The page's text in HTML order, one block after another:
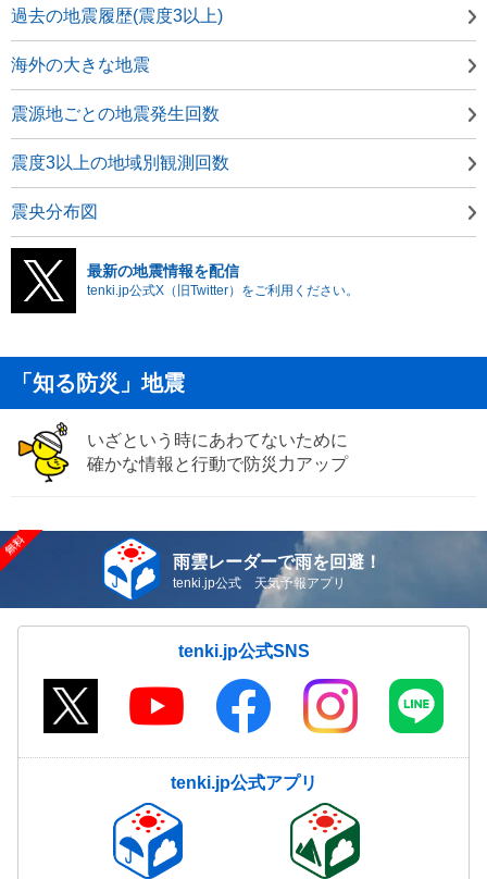
過去の地震履歴(震度3以上)
海外の大きな地震
震源地ごとの地震発生回数
震度3以上の地域別観測回数
震央分布図
最新の地震情報を配信
tenki.jp公式X（旧Twitter）をご利用ください。
「知る防災」地震
いざという時にあわてないために
確かな情報と行動で防災力アップ
雨雲レーダーで雨を回避！
tenki.jp公式 天気予報アプリ
tenki.jp公式SNS
tenki.jp公式アプリ